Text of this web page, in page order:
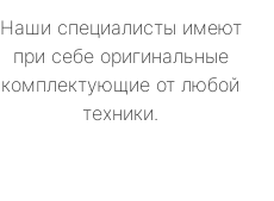
Наши специалисты имеют
при себе оригинальные
комплектующие от любой
техники.